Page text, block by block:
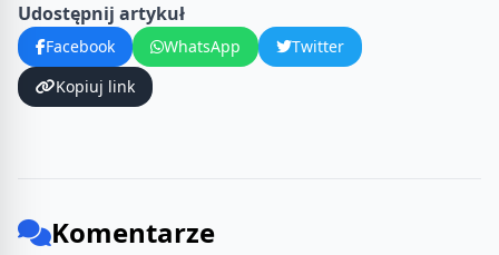
Udostępnij artykuł
Facebook WhatsApp
Twitter
Kopiuj link
Komentarze